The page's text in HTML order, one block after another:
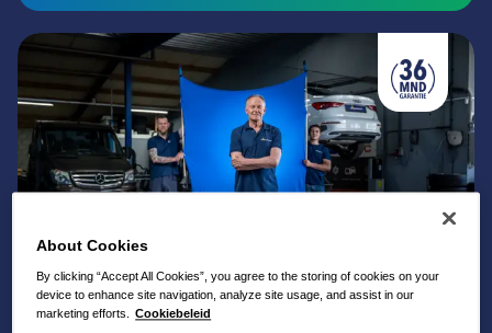
About Cookies
By clicking “Accept All Cookies”, you agree to the storing of cookies on your
device to enhance site navigation, analyze site usage, and assist in our
marketing efforts.
Cookiebeleid